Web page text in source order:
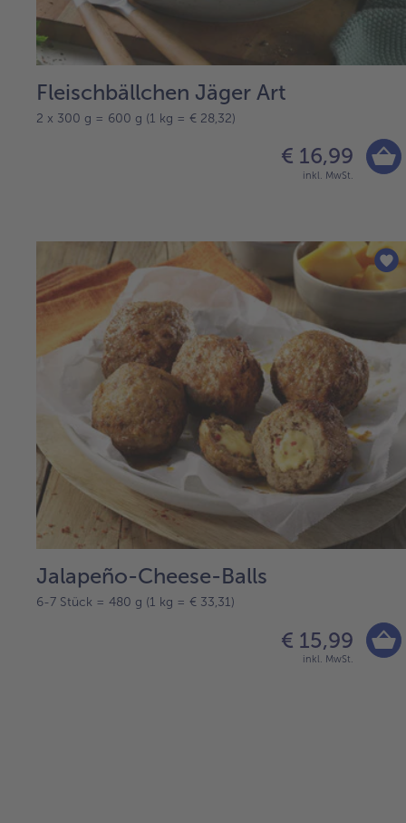
Fleischbällchen Jäger Art
2 x 300 g = 600 g (1 kg = € 28,32)
€ 16,99
inkl. MwSt.
Jalapeño-Cheese-Balls
6-7 Stück = 480 g (1 kg = € 33,31)
€ 15,99
inkl. MwSt.